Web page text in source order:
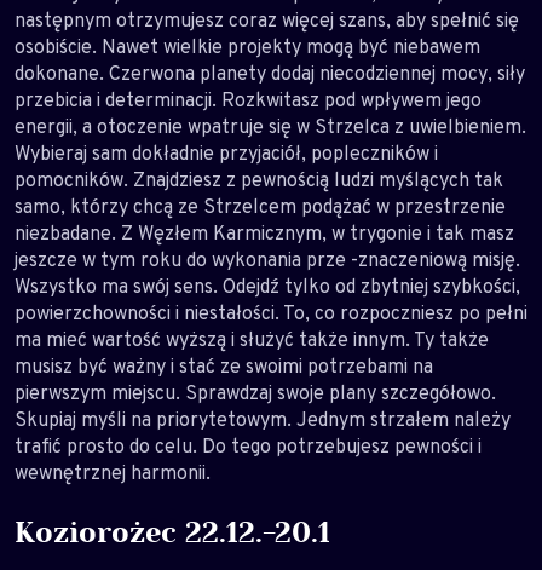
następnym otrzymujesz coraz więcej szans, aby spełnić się
osobiście. Nawet wielkie projekty mogą być niebawem
dokonane. Czerwona planety dodaj niecodziennej mocy, siły
przebicia i determinacji. Rozkwitasz pod wpływem jego
energii, a otoczenie wpatruje się w Strzelca z uwielbieniem.
Wybieraj sam dokładnie przyjaciół, popleczników i
pomocników. Znajdziesz z pewnością ludzi myślących tak
samo, którzy chcą ze Strzelcem podążać w przestrzenie
niezbadane. Z Węzłem Karmicznym, w trygonie i tak masz
jeszcze w tym roku do wykonania prze -znaczeniową misję.
Wszystko ma swój sens. Odejdź tylko od zbytniej szybkości,
powierzchowności i niestałości. To, co rozpoczniesz po pełni
ma mieć wartość wyższą i służyć także innym. Ty także
musisz być ważny i stać ze swoimi potrzebami na
pierwszym miejscu. Sprawdzaj swoje plany szczegółowo.
Skupiaj myśli na priorytetowym. Jednym strzałem należy
trafić prosto do celu. Do tego potrzebujesz pewności i
wewnętrznej harmonii.
Koziorożec 22.12.-20.1